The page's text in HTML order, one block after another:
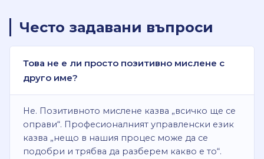
Често задавани въпроси
Това не е ли просто позитивно мислене с
друго име?
Не. Позитивното мислене казва „всичко ще се
оправи“. Професионалният управленски език
казва „нещо в нашия процес може да се
подобри и трябва да разберем какво е то“.